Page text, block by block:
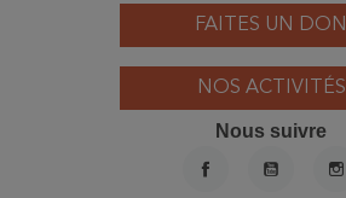
FAITES UN DON
NOS ACTIVITÉS
Nous suivre